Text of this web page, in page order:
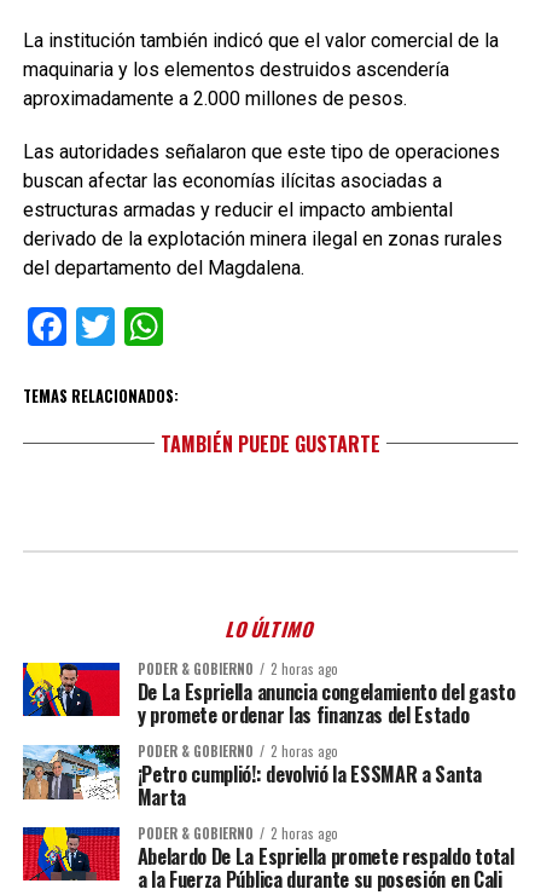
La institución también indicó que el valor comercial de la
maquinaria y los elementos destruidos ascendería
aproximadamente a 2.000 millones de pesos.
Las autoridades señalaron que este tipo de operaciones
buscan afectar las economías ilícitas asociadas a
estructuras armadas y reducir el impacto ambiental
derivado de la explotación minera ilegal en zonas rurales
del departamento del Magdalena.
Facebook
TwitterWhatsApp
TEMAS RELACIONADOS:
TAMBIÉN PUEDE GUSTARTE
LO ÚLTIMO
PODER & GOBIERNO 2 horas ago
De La Espriella anuncia congelamiento del gasto
y promete ordenar las finanzas del Estado
PODER & GOBIERNO 2 horas ago
¡Petro cumplió!: devolvió la ESSMAR a Santa
Marta
PODER & GOBIERNO 2 horas ago
Abelardo De La Espriella promete respaldo total
a la Fuerza Pública durante su posesión en Cali